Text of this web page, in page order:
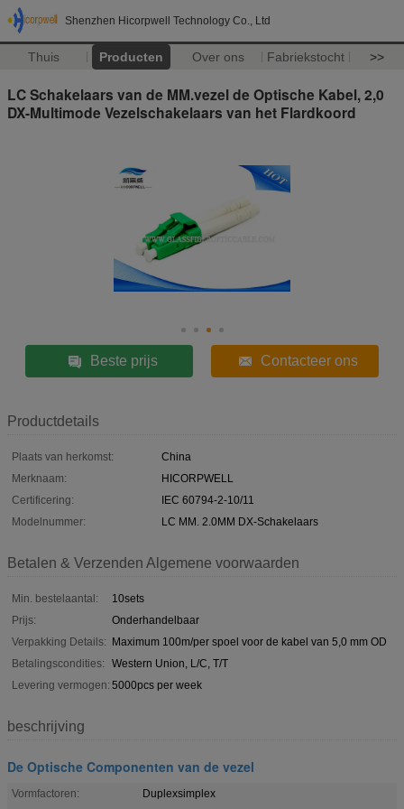
Shenzhen Hicorpwell Technology Co., Ltd
Thuis Producten Over ons Fabriekstocht >>
LC Schakelaars van de MM.vezel de Optische Kabel, 2,0
DX-Multimode Vezelschakelaars van het Flardkoord
Beste prijs Contacteer ons
Productdetails
Plaats van herkomst:
China
Merknaam:
HICORPWELL
Certificering:
IEC 60794-2-10/11
Modelnummer:
LC MM. 2.0MM DX-Schakelaars
Betalen & Verzenden Algemene voorwaarden
Min. bestelaantal:
10sets
Prijs:
Onderhandelbaar
Verpakking Details: Maximum 100m/per spoel voor de kabel van 5,0 mm OD
Betalingscondities:
Western Union, L/C, T/T
Levering vermogen: 5000pcs per week
beschrijving
De Optische Componenten van de vezel
Vormfactoren:
Duplexsimplex